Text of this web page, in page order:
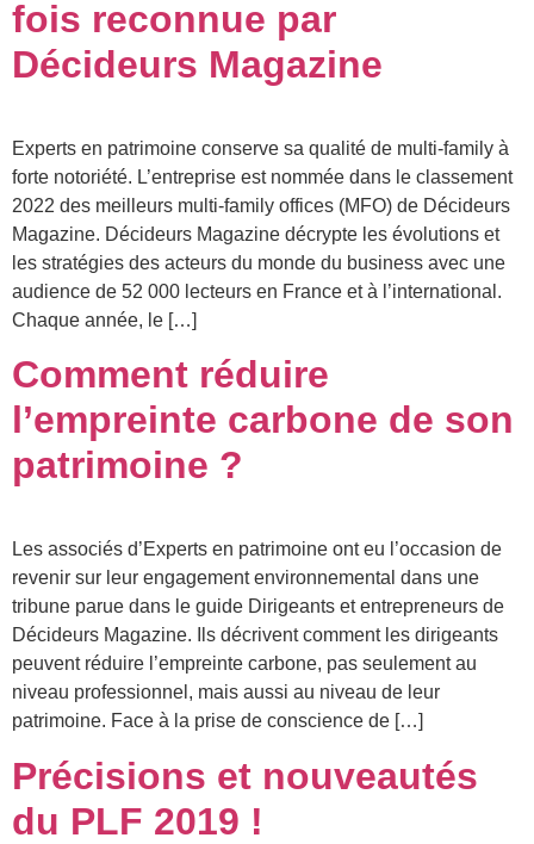
fois reconnue par
Décideurs Magazine
Experts en patrimoine conserve sa qualité de multi-family à
forte notoriété. L’entreprise est nommée dans le classement
2022 des meilleurs multi-family offices (MFO) de Décideurs
Magazine. Décideurs Magazine décrypte les évolutions et
les stratégies des acteurs du monde du business avec une
audience de 52 000 lecteurs en France et à l’international.
Chaque année, le […]
Comment réduire
l’empreinte carbone de son
patrimoine ?
Les associés d’Experts en patrimoine ont eu l’occasion de
revenir sur leur engagement environnemental dans une
tribune parue dans le guide Dirigeants et entrepreneurs de
Décideurs Magazine. Ils décrivent comment les dirigeants
peuvent réduire l’empreinte carbone, pas seulement au
niveau professionnel, mais aussi au niveau de leur
patrimoine. Face à la prise de conscience de […]
Précisions et nouveautés
du PLF 2019 !